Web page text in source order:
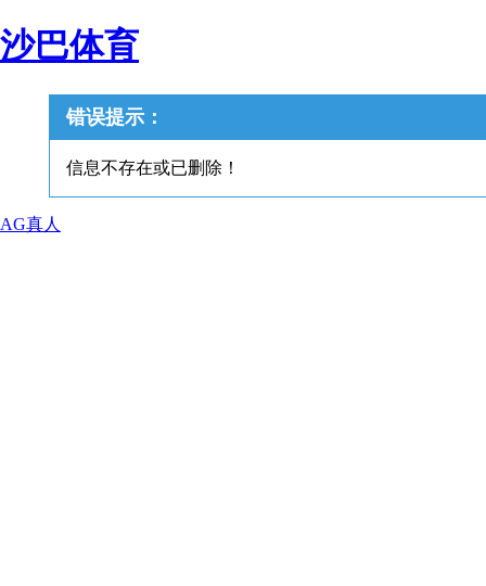
沙巴体育
错误提示：
信息不存在或已删除！
AG真人